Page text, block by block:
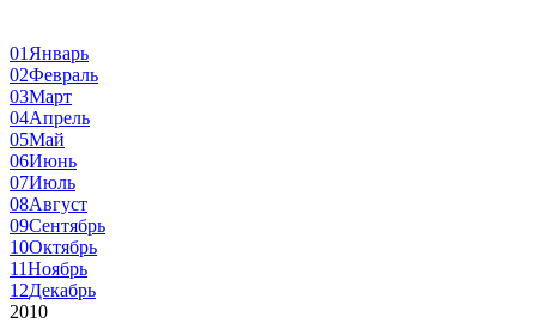
01 Январь
02Февраль
03Март
04Апрель
05Май
06Июнь
07Июль
08Август
09Сентябрь
10Октябрь
11Ноябрь
12Декабрь
2010